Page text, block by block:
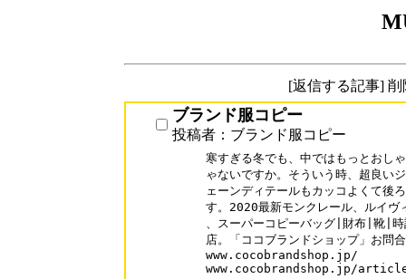
[返信する記事]
ブランド服コピー
投稿者：ブランド服コピー
寒すぎる冬でも、中ではもっとおし
ゃないですか。そういう時、超良い
ェーンディテールもカッコよくて後
す。2020最新モンクレール、ルイヴ
、スーパーコピーバッグ|財布|靴|時
店。「ココブランドショップ」お
www.cocobrandshop.jp/
www.cocobrandshop.jp/